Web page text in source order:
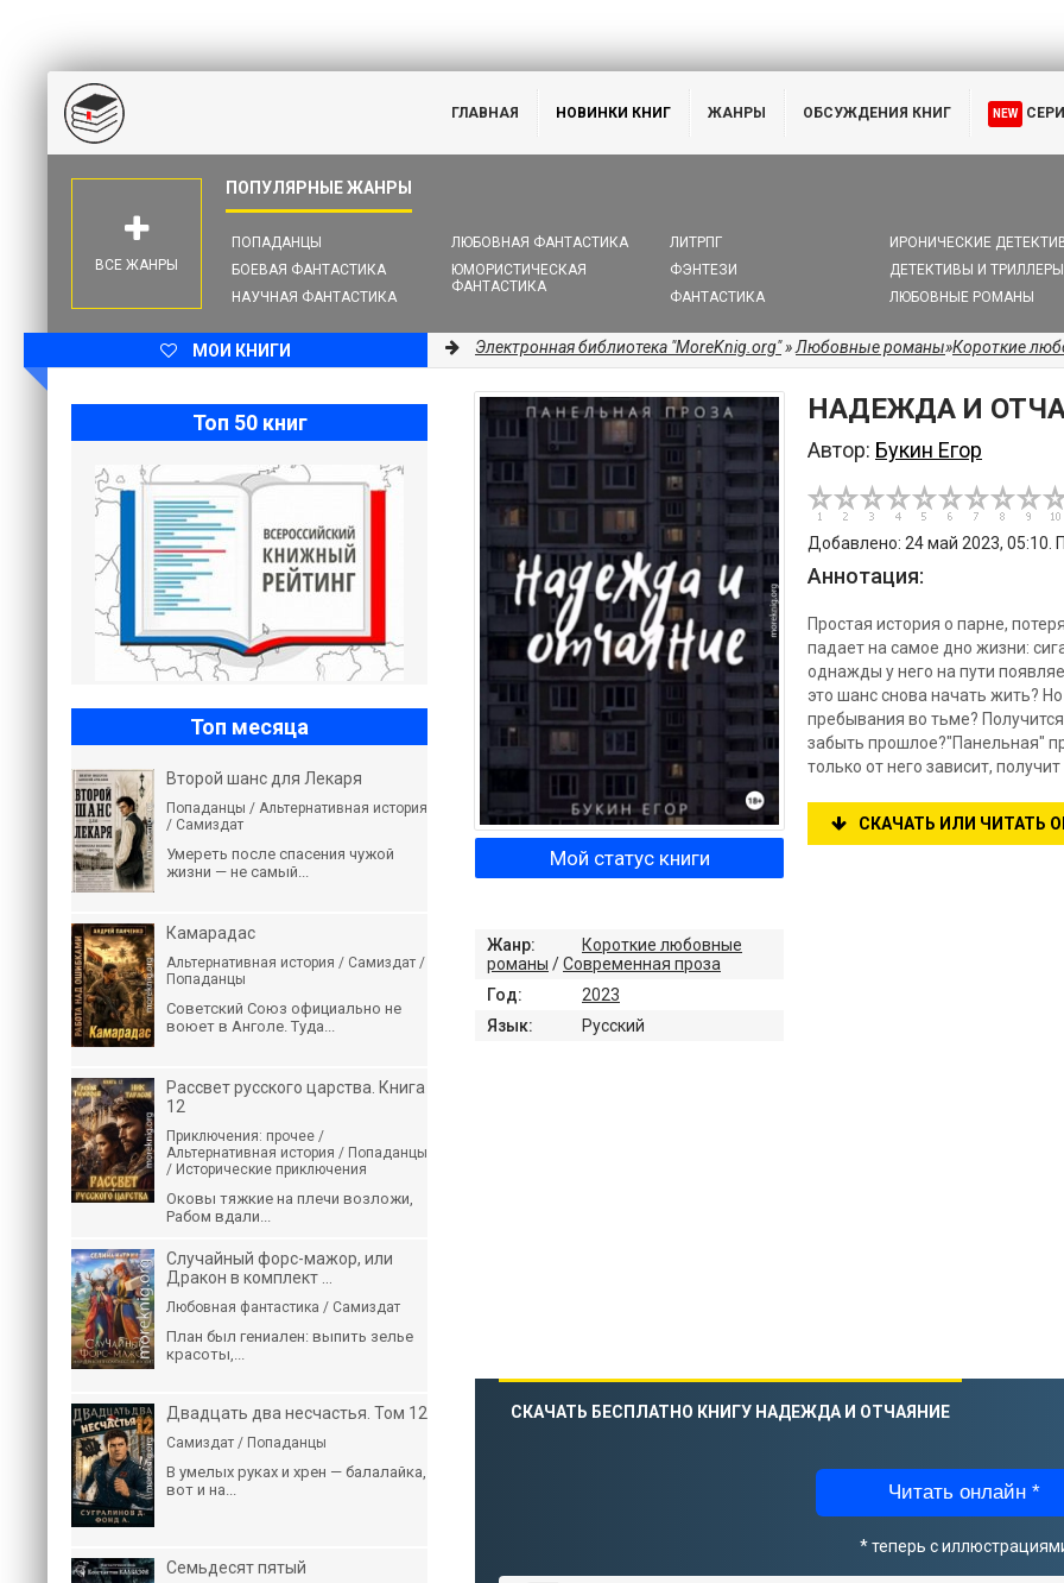
ГЛАВНАЯ НОВИНКИ КНИГ ЖАНРЫ ОБСУЖДЕНИЯ КНИГ NEW
ПОПАДАНЦЫ
БОЕВАЯ ФАНТАСТИКА
НАУЧНАЯ ФАНТАСТИКА
ЛЮБОВНАЯ ФАНТАСТИКА
ЮМОРИСТИЧЕСКАЯ
ФАНТАСТИКА
ЛИТРПГ
ФЭНТЕЗИ
ФАНТАСТИКА
ИРОНИЧЕСКИЕ
ДЕТЕКТИВЫ И ТРИЛЛЕРЫ
ЛЮБОВНЫЕ РОМАНЫ
ВСЕ ЖАНРЫ
МОИ КНИГИ Электронная библиотека "MoreKnig.org"»Любовные романы»Короткие
НАДЕЖДА И
Автор: Букин Егор
Добавлено: 24 май 2023, 05:10.
Аннотация:
Простая история о парне,
падает на самое дно жизни:
однажды у него на пути
это шанс снова начать жить?
пребывания во тьме?
забыть прошлое?"Панельная"
только от него зависит, получит
СКАЧАТЬ ИЛИ ЧИТАТЬ
Мой статус книги
Жанр:
Короткие любовные
романы /Современная проза
Год:
2023
Язык:
Русский
СКАЧАТЬ БЕСПЛАТНО КНИГУ НАДЕЖДА И ОТЧАЯНИЕ
Читать онлайн *
* теперь с
Топ 50 книг
Топ месяца
Второй шанс для Лекаря
Попаданцы / Альтернативная история
/ Самиздат
Умереть после спасения чужой
жизни — не самый...
Камарадас
Альтернативная история / Самиздат /
Попаданцы
Советский Союз официально не
воюет в Анголе. Туда...
Рассвет русского царства. Книга
12
Приключения: прочее /
Альтернативная история / Попаданцы
/ Исторические приключения
Оковы тяжкие на плечи возложи,
Рабом вдали...
Случайный форс-мажор, или
Дракон в комплект ...
Любовная фантастика / Самиздат
План был гениален: выпить зелье
красоты,...
Двадцать два несчастья. Том 12
Самиздат / Попаданцы
В умелых руках и хрен — балалайка,
вот и на...
Семьдесят пятый